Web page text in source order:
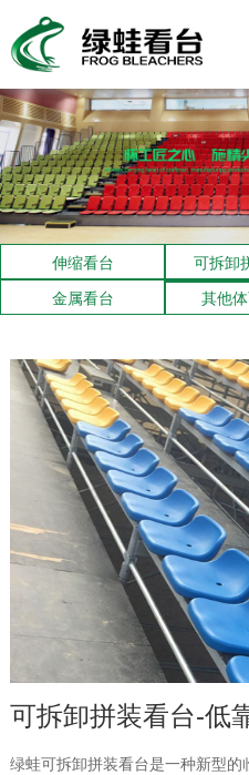
伸缩看台 可拆卸
金属看台
其他
可拆卸拼装看台-低
绿蛙可拆卸拼装看台是一种新型